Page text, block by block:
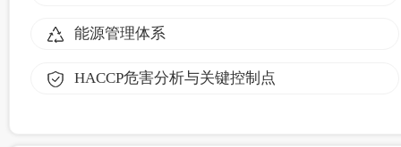
能源管理体系
HACCP危害分析与关键控制点